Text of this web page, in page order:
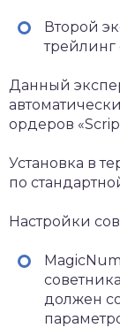
Второй
трейлинг
Данный
ордеров
Установка в
по
Настройки
должен